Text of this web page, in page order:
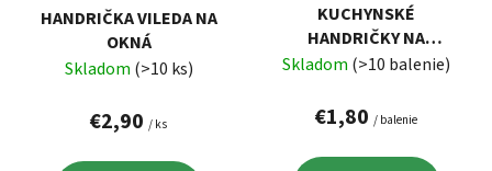
HANDRIČKA VILEDA NA
OKNÁ
Skladom (>10 ks)
€2,90 / ks
KUCHYNSKÉ
HANDRIČKY NA
DRHNUTIE 20X20 CM, 3
Skladom (>10 balenie)
€1,80 / balenie